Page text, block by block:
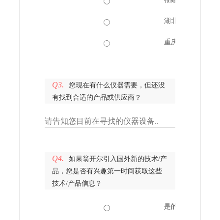
湖北
重庆
Q3.
您现在有什么仪器需要，但还没
有找到合适的产品或供应商？
Q4.
如果翁开尔引入国外新的技术/产
品，您是否有兴趣第一时间获取这些
技术/产品信息？
是的，我愿意接收